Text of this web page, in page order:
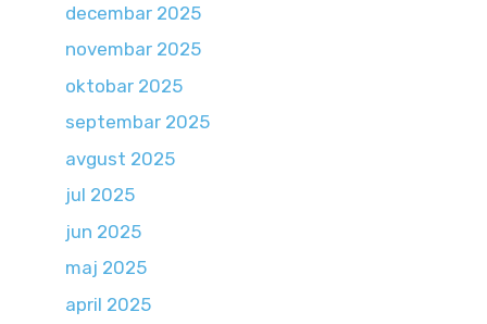
decembar 2025
novembar 2025
oktobar 2025
septembar 2025
avgust 2025
jul 2025
jun 2025
maj 2025
april 2025